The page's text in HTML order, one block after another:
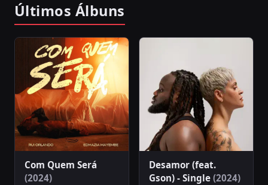
Últimos Álbuns
Com Quem Será
(2024)
Desamor (feat.
Gson) - Single (2024)